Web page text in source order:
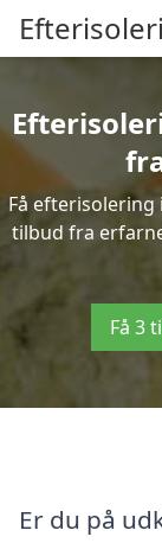
Få
tilbud fra
Få 3
Er du på